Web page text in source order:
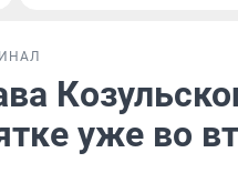
уже во